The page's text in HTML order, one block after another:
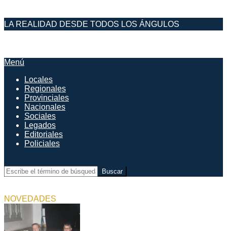
Saltar
al
LA REALIDAD DESDE TODOS LOS ÁNGULOS
Menú
navegación
principal
Menú
Locales
Regionales
Provinciales
Nacionales
Sociales
Legados
Editoriales
Policiales
Buscar
NOVEDADES